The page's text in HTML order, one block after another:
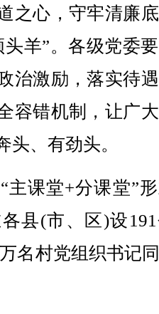
之心，守牢清廉
羊”。各级党委
治激励，落实待
容错机制，让广
头、有劲头。
课堂+分课堂”形
县(市、区)设
名村党组织书记